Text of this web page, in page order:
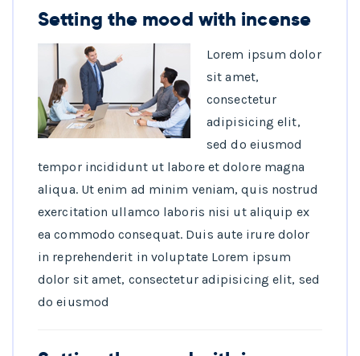
Setting the mood with incense
Lorem ipsum dolor
sit amet,
consectetur
adipisicing elit,
sed do eiusmod
tempor incididunt ut labore et dolore magna
aliqua. Ut enim ad minim veniam, quis nostrud
exercitation ullamco laboris nisi ut aliquip ex
ea commodo consequat. Duis aute irure dolor
in reprehenderit in voluptate Lorem ipsum
dolor sit amet, consectetur adipisicing elit, sed
do eiusmod